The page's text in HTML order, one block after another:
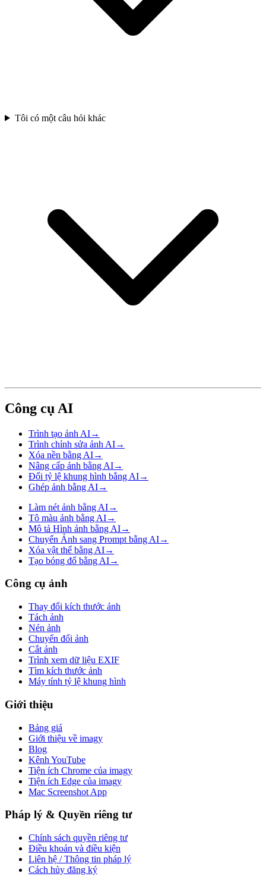
Tôi có một câu hỏi khác
Công cụ AI
Trình tạo ảnh AI→
Trình chỉnh sửa ảnh AI→
Xóa nền bằng AI→
Nâng cấp ảnh bằng AI→
Đổi tỷ lệ khung hình bằng AI→
Ghép ảnh bằng AI→
Làm nét ảnh bằng AI→
Tô màu ảnh bằng AI→
Mô tả Hình ảnh bằng AI→
Chuyển Ảnh sang Prompt bằng AI→
Xóa vật thể bằng AI→
Tạo bóng đổ bằng AI→
Công cụ ảnh
Thay đổi kích thước ảnh
Tách ảnh
Nén ảnh
Chuyển đổi ảnh
Cắt ảnh
Trình xem dữ liệu EXIF
Tìm kích thước ảnh
Máy tính tỷ lệ khung hình
Giới thiệu
Bảng giá
Giới thiệu về imagy
Blog
Kênh YouTube
Tiện ích Chrome của imagy
Tiện ích Edge của imagy
Mac Screenshot App
Pháp lý & Quyền riêng tư
Chính sách quyền riêng tư
Điều khoản và điều kiện
Liên hệ / Thông tin pháp lý
Cách hủy đăng ký